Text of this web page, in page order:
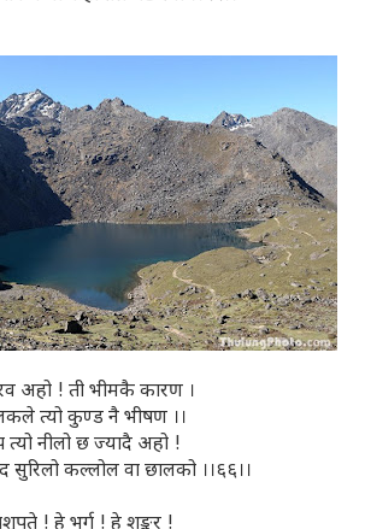
अहो ! ती भीमकै कारण ।
त्यो कुण्ड नै भीषण ।।
नीलो छ ज्यादै अहो !
सुरिलो कल्लोल वा छालको ।।६६।।